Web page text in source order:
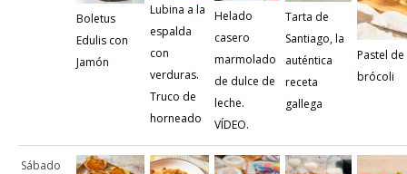
Boletus
Edulis con
Jamón
Lubina a la
espalda
con
verduras.
Truco de
horneado
Helado
casero
marmolado
de dulce de
leche.
VÍDEO.
Tarta de
Santiago, la
auténtica
receta
gallega
Pastel
brócoli
Sábado